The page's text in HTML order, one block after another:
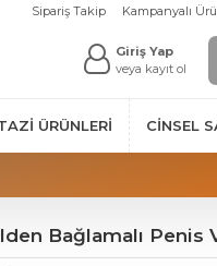
Sipariş Takip Kampanyalı
Giriş Yap
veya kayıt ol
ÜRÜNLERI CINSEL
Bağlamalı Penis